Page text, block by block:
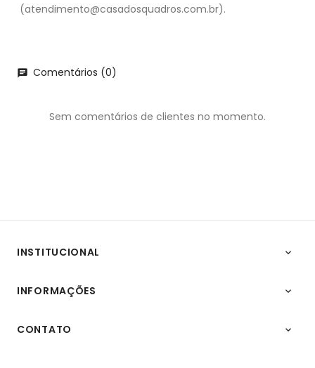
(atendimento@casadosquadros.com.br).
chat Comentários (0)
Sem comentários de clientes no momento.
INSTITUCIONAL 
INFORMAÇÕES 
CONTATO 